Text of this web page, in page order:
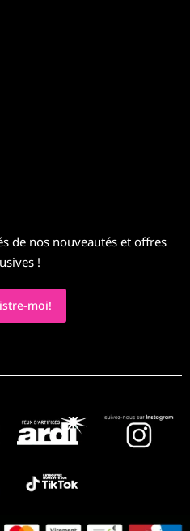
de nos nouveautés et offres
!
moi!